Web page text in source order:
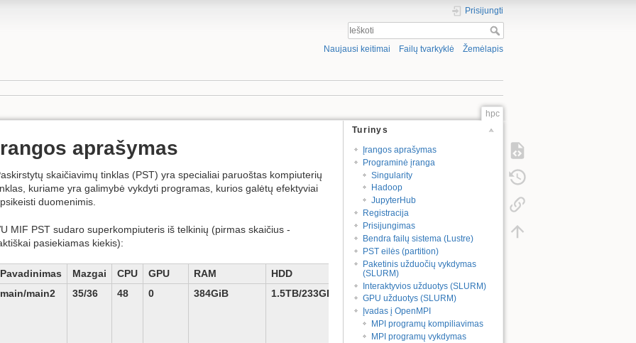
Prisijungti
Naujausi keitimai Failų tvarkyklė Žemėlapis
hpc
Turinys
Įrangos aprašymas
Programinė įranga
Singularity
Hadoop
JupyterHub
Registracija
Prisijungimas
Bendra failų sistema (Lustre)
PST eilės (partition)
Paketinis užduočių vykdymas
(SLURM)
Interaktyvios užduotys (SLURM)
GPU užduotys (SLURM)
Įvadas į OpenMPI
MPI programų kompiliavimas
MPI programų vykdymas
aprašymas
skaičiavimų tinklas (PST) yra specialiai paruoštas kompiuterių
kuriame yra galimybė vykdyti programas, kurios galėtų efektyviai
duomenimis.
MIF PST sudaro superkompiuteris iš telkinių (pirmas skaičius -
pasiekiamas kiekis):
Pavadinimas Mazgai CPU GPU RAM HDD Tinklas
main/main2
35/36 48 0 384GiB 1.5TB/233GB
1Gbit/s,
2x10Gbit/s,
4xEDR(100Gbit/s)
infiniband
CPU